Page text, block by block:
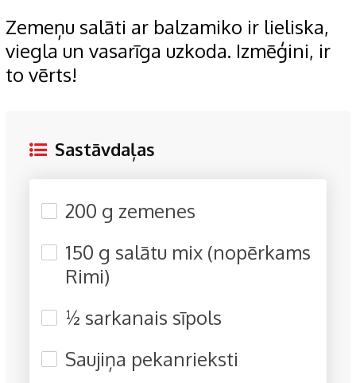
Zemeņu salāti ar balzamiko ir lieliska,
viegla un vasarīga uzkoda. Izmēģini, ir
to vērts!
Sastāvdaļas
200 g zemenes
150 g salātu mix (nopērkams
Rimi)
½ sarkanais sīpols
Saujiņa pekanrieksti